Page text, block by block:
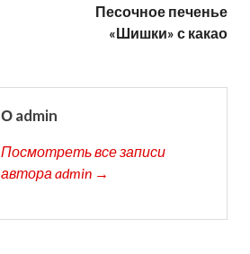
Песочное печенье
«Шишки» с какао
О admin
Посмотреть все записи
автора admin →